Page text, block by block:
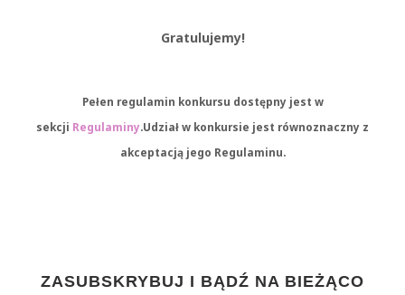
Gratulujemy!
Pełen regulamin konkursu dostępny jest w
sekcji Regulaminy.Udział w konkursie jest równoznaczny z
akceptacją jego Regulaminu.
ZASUBSKRYBUJ I BĄDŹ NA BIEŻĄCO